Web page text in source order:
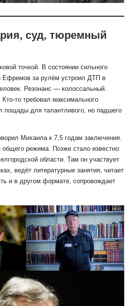
суд, тюремный
точкой. В состоянии сильного
Ефремов за рулём устроил ДТП в
Резонанс — колоссальный.
то требовал максимального
пощады для талантливого, но падшего
Михаила к 7,5 годам заключения.
режима. Позже стало известно:
области. Там он участвует
ведёт литературные занятия, читает
и в другом формате, сопровождает